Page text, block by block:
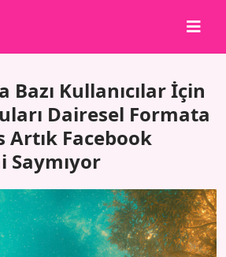
Kullanıcılar İçin
Dairesel Formata
Artık Facebook